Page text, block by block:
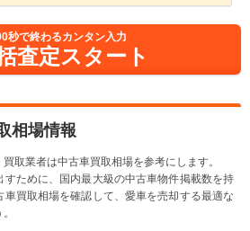
秒で終わるカンタン入力
査定スタート
相場情報
取業者は中古車買取相場を参考にします。
すために、国内最大級の中古車物件掲載数を持
買取相場を確認して、愛車を売却する最適な